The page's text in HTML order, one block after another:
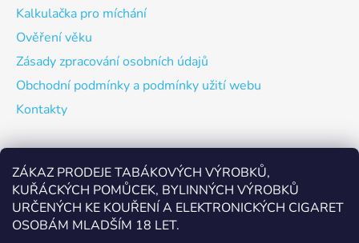
ZÁKAZ PRODEJE TABÁKOVÝCH VÝROBKŮ,
KUŘÁCKÝCH POMŮCEK, BYLINNÝCH VÝROBKŮ
URČENÝCH KE KOUŘENÍ A ELEKTRONICKÝCH CIGARET
OSOBÁM MLADŠÍM 18 LET.
Kalkulačka pro míchání
Ověření věku
Zásady zpracování osobních údajů
Obchodní podmínky a podmínky užití webu
Kontakty
Odebírat newsletter
Vložte svůj e-mail a my vám budeme zasílat informace o
nových produktech na našem e-shopu.